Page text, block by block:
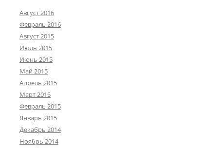
Август 2016
Февраль 2016
Август 2015
Июль 2015
Июнь 2015
Май 2015
Апрель 2015
Март 2015
Февраль 2015
Январь 2015
Декабрь 2014
Ноябрь 2014